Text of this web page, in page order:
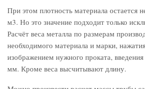
При этом плотность материала остается
м3. Но это значение подходит только
Расчёт веса металла по размерам
необходимого материала и марки,
изображением нужного проката,
мм. Кроме веса высчитывают длину.